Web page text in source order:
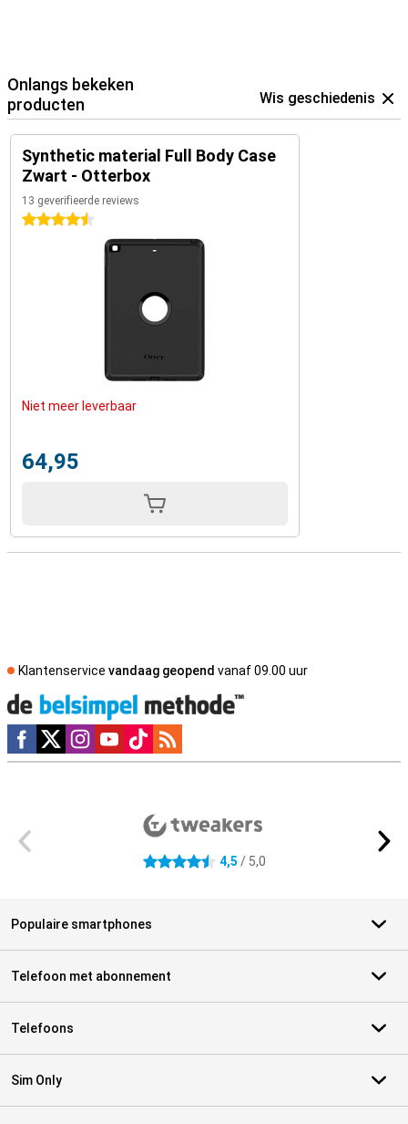
Onlangs bekeken
producten
Wis geschiedenis
Synthetic material Full Body Case
Zwart - Otterbox
13 geverifieerde reviews
4.5 sterren
Niet meer leverbaar
64,95
Klantenservice vandaag geopend vanaf 09.00 uur
Social media
4.5 sterren 4,5 / 5,0
Populaire smartphones
Telefoon met abonnement
Telefoons
Sim Only